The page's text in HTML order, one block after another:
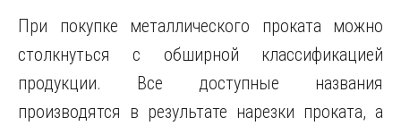
При покупке металлического проката можно
столкнуться с обширной классификацией
продукции. Все доступные названия
производятся в результате нарезки проката, а